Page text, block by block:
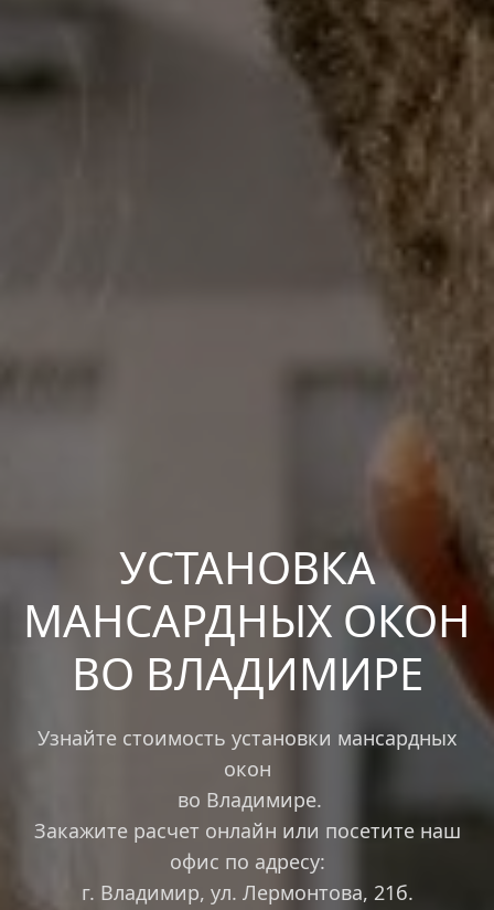
УСТАНОВКА
МАНСАРДНЫХ ОКОН
ВО ВЛАДИМИРЕ
Узнайте стоимость установки мансардных
окон
во Владимире.
Закажите расчет онлайн или посетите наш
офис по адресу:
г. Владимир, ул. Лермонтова, 21б.